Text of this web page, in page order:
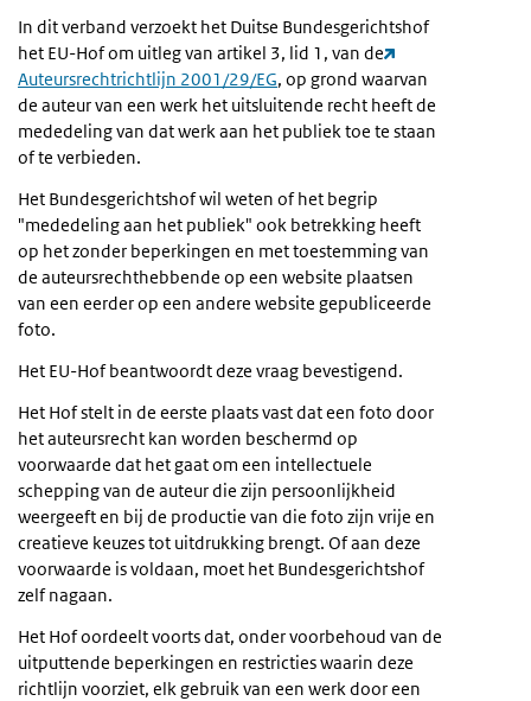
In dit verband verzoekt het Duitse Bundesgerichtshof
het EU-Hof om uitleg van artikel 3, lid 1, van de
Auteursrechtrichtlijn 2001/29/EG, op grond waarvan
de auteur van een werk het uitsluitende recht heeft de
mededeling van dat werk aan het publiek toe te staan
of te verbieden.
Het Bundesgerichtshof wil weten of het begrip
"mededeling aan het publiek" ook betrekking heeft
op het zonder beperkingen en met toestemming van
de auteursrechthebbende op een website plaatsen
van een eerder op een andere website gepubliceerde
foto.
Het EU-Hof beantwoordt deze vraag bevestigend.
Het Hof stelt in de eerste plaats vast dat een foto door
het auteursrecht kan worden beschermd op
voorwaarde dat het gaat om een intellectuele
schepping van de auteur die zijn persoonlijkheid
weergeeft en bij de productie van die foto zijn vrije en
creatieve keuzes tot uitdrukking brengt. Of aan deze
voorwaarde is voldaan, moet het Bundesgerichtshof
zelf nagaan.
Het Hof oordeelt voorts dat, onder voorbehoud van de
uitputtende beperkingen en restricties waarin deze
richtlijn voorziet, elk gebruik van een werk door een